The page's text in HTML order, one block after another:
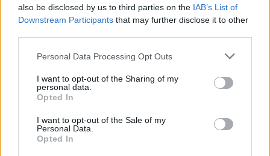
also be disclosed by us to third parties on the IAB’s List of
Downstream Participants that may further disclose it to other
Personal Data Processing Opt Outs
I want to opt-out of the Sharing of my
personal data.
Opted In
I want to opt-out of the Sale of my
Personal Data.
Opted In